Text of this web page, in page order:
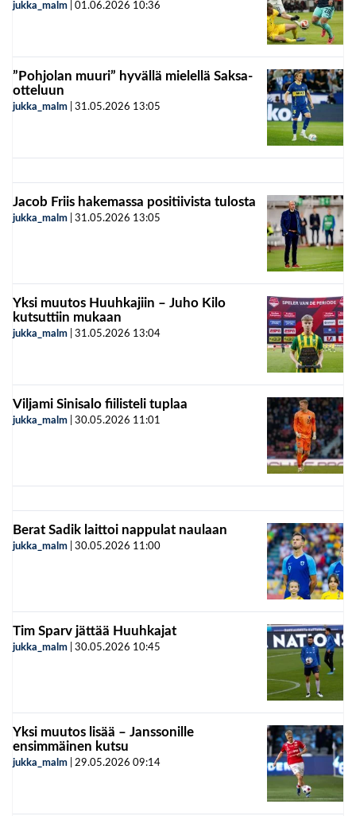
jukka_malm 01.06.2026 10:36
”Pohjolan muuri” hyvällä mielellä Saksa-
otteluun
jukka_malm 31.05.2026 13:05
Jacob Friis hakemassa positiivista tulosta
jukka_malm 31.05.2026 13:05
Yksi muutos Huuhkajiin – Juho Kilo
kutsuttiin mukaan
jukka_malm 31.05.2026 13:04
Viljami Sinisalo fiilisteli tuplaa
jukka_malm 30.05.2026 11:01
Berat Sadik laittoi nappulat naulaan
jukka_malm 30.05.2026 11:00
Tim Sparv jättää Huuhkajat
jukka_malm 30.05.2026 10:45
Yksi muutos lisää – Janssonille
ensimmäinen kutsu
jukka_malm 29.05.2026 09:14